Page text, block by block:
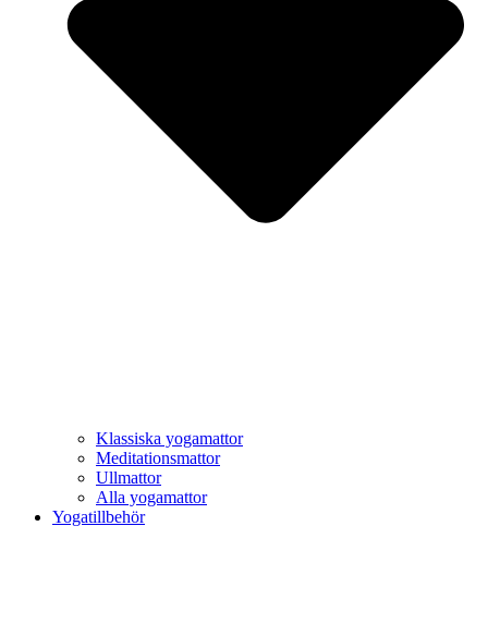
Klassiska yogamattor
Meditationsmattor
Ullmattor
Alla yogamattor
Yogatillbehör